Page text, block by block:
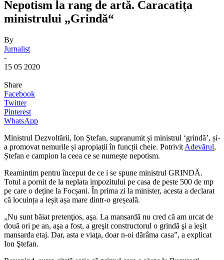
Nepotism la rang de artă. Caracatiţa
ministrului „Grindă“
By
Jurnalist
-
15 05 2020
Share
Facebook
Twitter
Pinterest
WhatsApp
Ministrul Dezvoltării, Ion Ștefan, supranumit și ministrul ‘grindă’, și-
a promovat nemurile și apropiații în funcții cheie. Potrivit Adevărul,
Ștefan e campion la ceea ce se numește nepotism.
Reamintim pentru început de ce i se spune ministrul GRINDĂ.
Totul a pornit de la neplata impozitului pe casa de peste 500 de mp
pe care o deține la Focșani. În prima zi la minister, acesta a declarat
că locuința a ieșit așa mare dintr-o greșeală.
„Nu sunt băiat pretenţios, aşa. La mansardă nu cred că am urcat de
două ori pe an, aşa a fost, a greşit constructorul o grindă şi a ieşit
mansarda etaj. Dar, asta e viaţa, doar n-oi dărâma casa”, a explicat
Ion Ştefan.